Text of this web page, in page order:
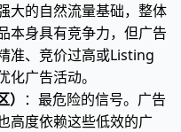
大的自然流量基础，整体
本身具有竞争力，但广告
准、竞价过高或Listing
广告活动。
：最危险的信号。广告
高度依赖这些低效的广